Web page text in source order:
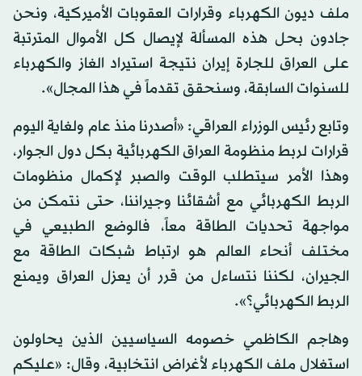
ملف ديون الكهرباء وقرارات العقوبات الأميركية، ونحن
جادون بحل هذه المسألة لإيصال كل الأموال المترتبة
على العراق للجارة إيران نتيجة استيراد الغاز والكهرباء
للسنوات السابقة، وسنحقق تقدماً في هذا المجال».
وتابع رئيس الوزراء العراقي: «أصدرنا منذ عام ولغاية اليوم
قرارات لربط منظومة العراق الكهربائية بكل دول الجوار،
وهذا الأمر سيتطلب الوقت والصبر لإكمال منظومات
الربط الكهربائي مع أشقائنا وجيراننا، حتى نتمكن من
مواجهة تحديات الطاقة معاً، فالوضع الطبيعي في
مختلف أنحاء العالم هو ارتباط شبكات الطاقة مع
الجيران، لكننا نتساءل من قرر أن يعزل العراق ويمنع
الربط الكهربائي؟».
وهاجم الكاظمي خصومه السياسيين الذين يحاولون
استغلال ملف الكهرباء لأغراض انتخابية، وقال: «عليكم